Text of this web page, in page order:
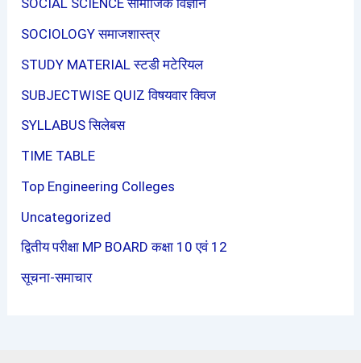
SOCIAL SCIENCE सामाजिक विज्ञान
SOCIOLOGY समाजशास्त्र
STUDY MATERIAL स्टडी मटेरियल
SUBJECTWISE QUIZ विषयवार क्विज
SYLLABUS सिलेबस
TIME TABLE
Top Engineering Colleges
Uncategorized
द्वितीय परीक्षा MP BOARD कक्षा 10 एवं 12
सूचना-समाचार